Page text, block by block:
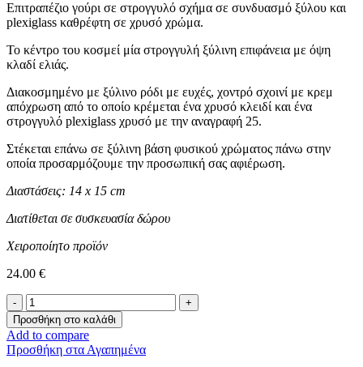
Επιτραπέζιο γούρι σε στρογγυλό σχήμα σε συνδυασμό ξύλου και
plexiglass καθρέφτη σε χρυσό χρώμα.
Το κέντρο του κοσμεί μία στρογγυλή ξύλινη επιφάνεια με όψη
κλαδί ελιάς.
Διακοσμημένο με ξύλινο ρόδι με ευχές, χοντρό σχοινί με κρεμ
απόχρωση από το οποίο κρέμεται ένα χρυσό κλειδί και ένα
στρογγυλό plexiglass χρυσό με την αναγραφή 25.
Στέκεται επάνω σε ξύλινη βάση φυσικού χρώματος πάνω στην
οποία προσαρμόζουμε την προσωπική σας αφιέρωση.
Διαστάσεις: 14 x 15 cm
Διατίθεται σε συσκευασία δώρου
Χειροποίητο προϊόν
24.00 €
Επιτραπέζιο
Γούρι
-
GOLD-
ποσότητα
Προσθήκη στο καλάθι
Add to compare
Προσθήκη στα Αγαπημένα